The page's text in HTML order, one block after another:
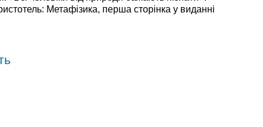
Метафізика, перша сторінка у виданні